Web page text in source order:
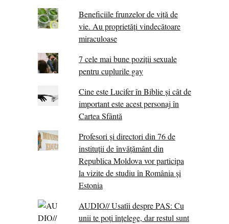
Beneficiile frunzelor de viță de
vie. Au proprietăţi vindecătoare
miraculoase
7 cele mai bune poziții sexuale
pentru cuplurile gay
Cine este Lucifer în Biblie și cât de
important este acest personaj în
Cartea Sfântă
Profesori și directori din 76 de
instituții de învățământ din
Republica Moldova vor participa
la vizite de studiu în România și
Estonia
AUDIO// Usatîi despre PAS: Cu
unii te poți înțelege, dar restul sunt